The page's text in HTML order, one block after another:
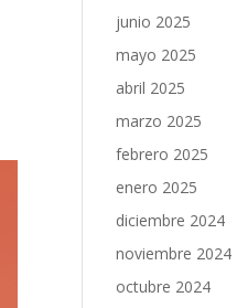
junio 2025
mayo 2025
abril 2025
marzo 2025
febrero 2025
enero 2025
diciembre 2024
noviembre 2024
octubre 2024